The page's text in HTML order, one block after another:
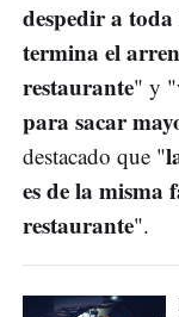
despedir a
termina el
restaurante" y "
para sacar
destacado que "
es de la misma
restaurante".